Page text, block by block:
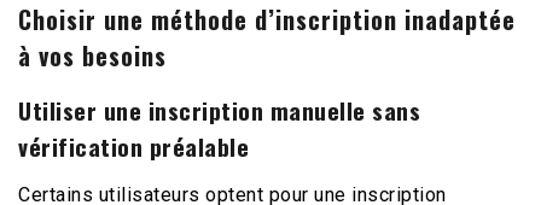
Choisir une méthode d’inscription inadaptée
à vos besoins
Utiliser une inscription manuelle sans
vérification préalable
Certains utilisateurs optent pour une inscription